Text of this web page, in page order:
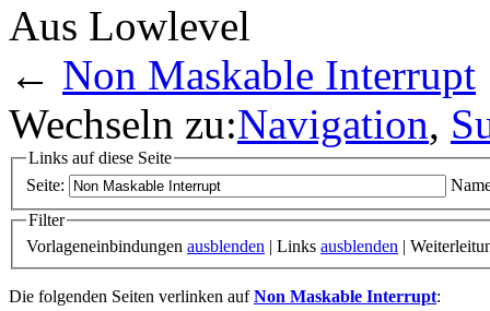
Aus Lowlevel
← Non Maskable Interrupt
Wechseln zu:Navigation,
Links auf diese Seite
Seite:
Filter
Vorlageneinbindungen ausblenden | Links ausblenden |
Die folgenden Seiten verlinken aufNon Maskable Interrupt: